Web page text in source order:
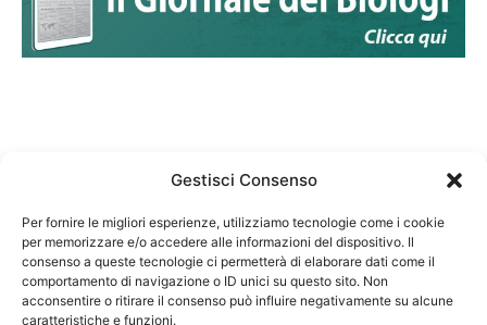
Gestisci Consenso
Per fornire le migliori esperienze, utilizziamo tecnologie come i cookie
per memorizzare e/o accedere alle informazioni del dispositivo. Il
consenso a queste tecnologie ci permetterà di elaborare dati come il
comportamento di navigazione o ID unici su questo sito. Non
acconsentire o ritirare il consenso può influire negativamente su alcune
caratteristiche e funzioni.
Federazione Nazionale Degli Ordini dei Biologi:
codice fiscale 80069130583
Responsabile sito internet www.fnob.it: Vincenzo